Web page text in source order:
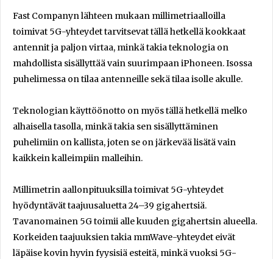
Fast Companyn lähteen mukaan millimetriaalloilla
toimivat 5G-yhteydet tarvitsevat tällä hetkellä kookkaat
antennit ja paljon virtaa, minkä takia teknologia on
mahdollista sisällyttää vain suurimpaan iPhoneen. Isossa
puhelimessa on tilaa antenneille sekä tilaa isolle akulle.
Teknologian käyttöönotto on myös tällä hetkellä melko
alhaisella tasolla, minkä takia sen sisällyttäminen
puhelimiin on kallista, joten se on järkevää lisätä vain
kaikkein kalleimpiin malleihin.
Millimetrin aallonpituuksilla toimivat 5G-yhteydet
hyödyntävät taajuusaluetta 24–39 gigahertsiä.
Tavanomainen 5G toimii alle kuuden gigahertsin alueella.
Korkeiden taajuuksien takia mmWave-yhteydet eivät
läpäise kovin hyvin fyysisiä esteitä, minkä vuoksi 5G-